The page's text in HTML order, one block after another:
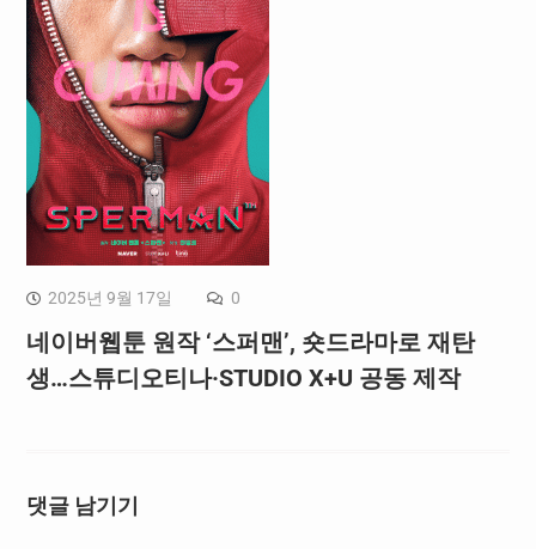
2025년 9월 17일 0
네이버웹툰 원작 ‘스퍼맨’, 숏드라마로 재탄
생…스튜디오티나·STUDIO X+U 공동 제작
댓글 남기기